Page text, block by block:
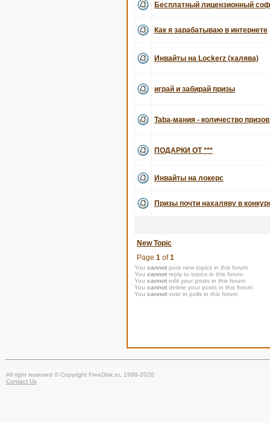
Бесплатный лицензионный
Как я зарабатываю в интернете
Инвайты на Lockerz (халява)
играй и забирай призы
Taba-мания - количество
ПОДАРКИ ОТ ***
Инвайты на локерс
Призы почти нахаляву в
New Topic
Page 1 of1
You cannot post new topics in this forum
You cannot reply to topics in this forum
You cannot edit your posts in this forum
You cannot delete your posts in this forum
You cannot vote in polls in this forum
All right reserved © Copyright FreeDisk.ru, 1999-2026
Contact Us